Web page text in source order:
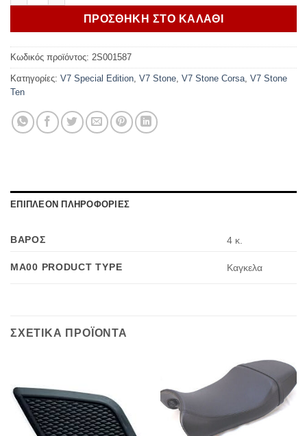
ΠΡΟΣΘΗΚΗ ΣΤΟ ΚΑΛΑΘΙ
Κωδικός προϊόντος: 2S001587
Κατηγορίες: V7 Special Edition V7 Stone V7 Stone Corsa V7 Stone
Ten
ΕΠΙΠΛΕΟΝ ΠΛΗΡΟΦΟΡΙΕΣ
ΒΑΡΟΣ 4 κ.
MA00 PRODUCT TYPE Καγκελα
ΣΧΕΤΙΚΑ ΠΡΟΪΟΝΤΑ